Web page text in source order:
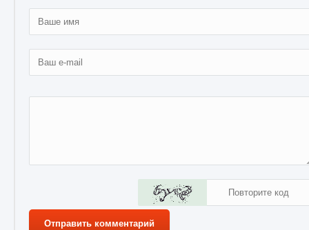
Отправить комментарий